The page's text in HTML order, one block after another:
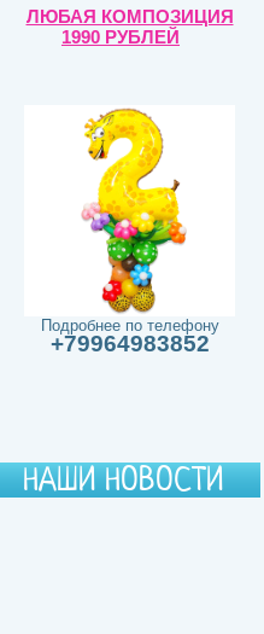
ЛЮБАЯ КОМПОЗИЦИЯ
1990 РУБЛЕЙ
Подробнее по телефону
+79964983852
НАШИ НОВОСТИ